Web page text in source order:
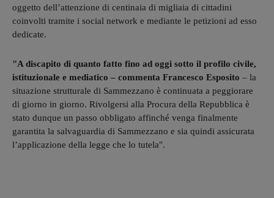
oggetto dell’attenzione di centinaia di migliaia di cittadini
coinvolti tramite i social network e mediante le petizioni ad esso
dedicate.
"A discapito di quanto fatto fino ad oggi sotto il profilo civile,
istituzionale e mediatico – commenta Francesco Esposito – la
situazione strutturale di Sammezzano è continuata a peggiorare
di giorno in giorno. Rivolgersi alla Procura della Repubblica è
stato dunque un passo obbligato affinché venga finalmente
garantita la salvaguardia di Sammezzano e sia quindi assicurata
l’applicazione della legge che lo tutela".